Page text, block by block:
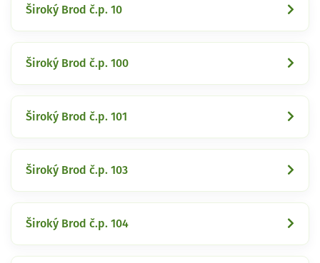
Široký Brod č.p. 10
Široký Brod č.p. 100
Široký Brod č.p. 101
Široký Brod č.p. 103
Široký Brod č.p. 104